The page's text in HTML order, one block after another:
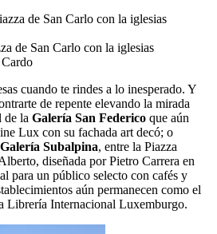
de San Carlo con la iglesias
cuando te rindes a lo inesperado. Y
de repente elevando la mirada
de la Galería San Federico que aún
Lux con su fachada art decó; o
Galería Subalpina, entre la Piazza
diseñada por Pietro Carrera en
para un público selecto con cafés y
aún permanecen como el
Librería Internacional Luxemburgo.